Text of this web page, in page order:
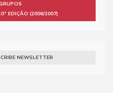
EDIÇÃO (2006/2007)
NEWSLETTER